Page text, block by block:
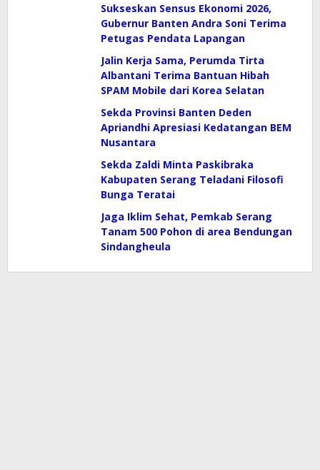
Sukseskan Sensus Ekonomi 2026,
Gubernur Banten Andra Soni Terima
Petugas Pendata Lapangan
Jalin Kerja Sama, Perumda Tirta
Albantani Terima Bantuan Hibah
SPAM Mobile dari Korea Selatan
Sekda Provinsi Banten Deden
Apriandhi Apresiasi Kedatangan BEM
Nusantara
Sekda Zaldi Minta Paskibraka
Kabupaten Serang Teladani Filosofi
Bunga Teratai
Jaga Iklim Sehat, Pemkab Serang
Tanam 500 Pohon di area Bendungan
Sindangheula